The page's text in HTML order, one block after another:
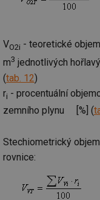
VO2i - teoretické
m3 jednotlivých
(tab. 12)
ri - procentuální
zemního plynu [%] (
Stechiometrický
rovnice: